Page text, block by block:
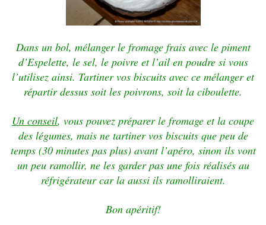
Dans un bol, mélanger le fromage frais avec le piment
d’Espelette, le sel, le poivre et l’ail en poudre si vous
l’utilisez ainsi. Tartiner vos biscuits avec ce mélanger et
répartir dessus soit les poivrons, soit la ciboulette.
Un conseil, vous pouvez préparer le fromage et la coupe
des légumes, mais ne tartiner vos biscuits que peu de
temps (30 minutes pas plus) avant l’apéro, sinon ils vont
un peu ramollir, ne les garder pas une fois réalisés au
réfrigérateur car la aussi ils ramolliraient.
Bon apéritif!